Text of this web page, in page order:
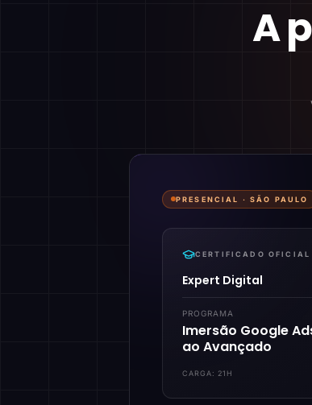
A
PRESENCIAL ·SÃO PAULO
CERTIFICADO OFICIAL
Expert Digital
PROGRAMA
Imersão Google
ao Avançado
CARGA: 21H